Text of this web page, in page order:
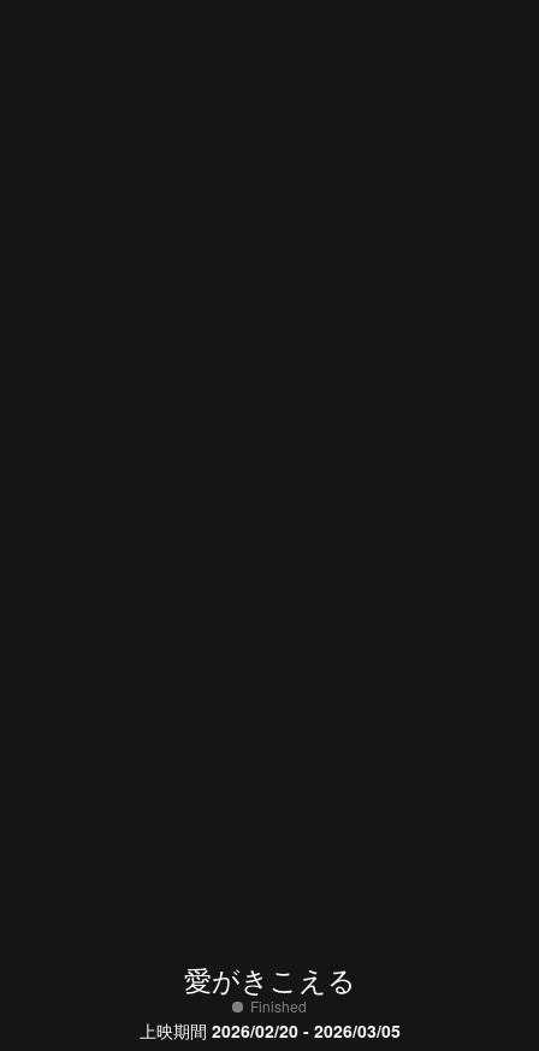
愛がきこえる
Finished
上映期間 2026/02/20 - 2026/03/05